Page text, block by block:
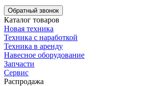
Обратный звонок
Каталог товаров
Новая техника
Техника с наработкой
Техника в аренду
Навесное оборудование
Запчасти
Сервис
Распродажа